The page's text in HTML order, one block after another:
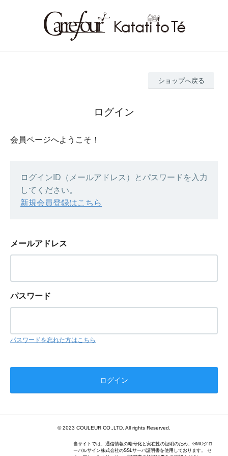
ショップへ戻る
ログイン
会員ページへようこそ！
ログインID（メールアドレス）とパスワードを入力
してください。
新規会員登録はこちら
メールアドレス
パスワード
パスワードを忘れた方はこちら
© 2023 COULEUR CO.,LTD. All rights Reserved.
当サイトでは、通信情報の暗号化と実在性の証明のため、GMOグロ
ーバルサイン株式会社のSSLサーバ証明書を使用しております。 セ